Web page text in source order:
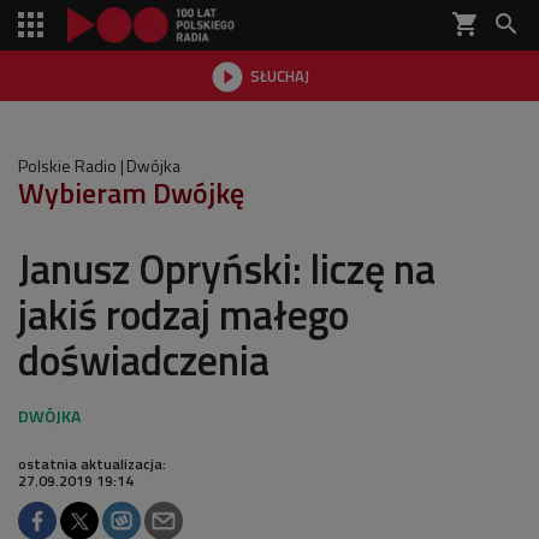
shopping_cart 
 SŁUCHAJ

Polskie Radio Dwójka
Wybieram Dwójkę
Janusz Opryński: liczę na
jakiś rodzaj małego
doświadczenia
ostatnia aktualizacja:
27.09.2019 19:14